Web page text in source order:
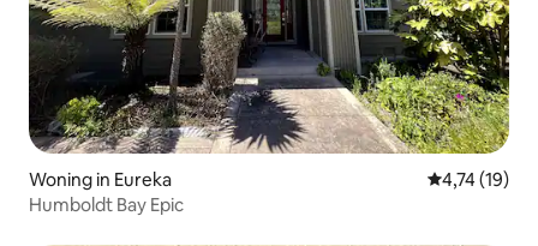
Woning in Eureka Gemiddelde
4,74 (19)
Humboldt Bay Epic